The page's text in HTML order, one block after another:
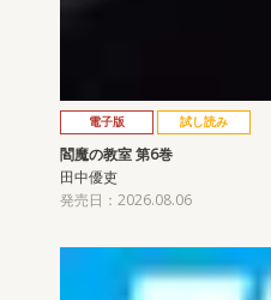
電子版 試し読み
閻魔の教室 第6巻
田中優吏
発売日：2026.08.06